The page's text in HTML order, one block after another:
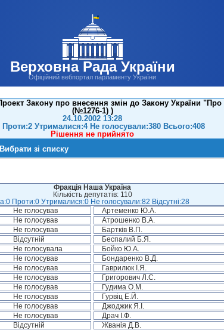
Верховна Рада України
Офіційний вебпортал парламенту України
Закону про внесення змін до Закону України
(№1276-1) )
24.10.2002 13:28
Проти:2 Утрималися:4 Не голосували:380 Всього:408
Рішення не прийнято
зі списку
Фракція Наша Україна
Кількість депутатів: 110
Проти:0 Утрималися:0 Не голосували:82 Відсутні:28
Не голосував Артеменко Ю.А.
Не голосував Атрошенко В.А.
Не голосував Бартків В.П.
Відсутній Беспалий Б.Я.
Не голосувала Бойко Ю.А.
Не голосував Бондаренко В.Д.
Не голосував Гаврилюк І.Я.
Не голосував Григорович Л.С.
Не голосував Гудима О.М.
Не голосував Гурвіц Е.Й.
Не голосував Джоджик Я.І.
Не голосував Драч І.Ф.
Відсутній Жванія Д.В.